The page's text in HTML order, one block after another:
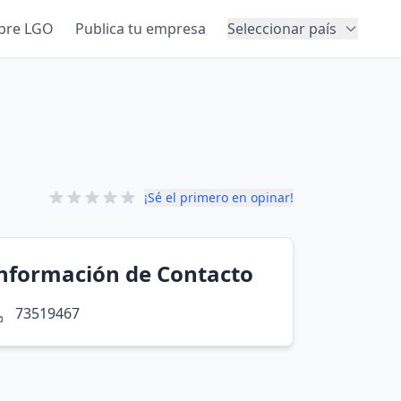
LGO Publica tu empresa Seleccionar país
¡Sé el primero en opinar!
de Contacto
73519467